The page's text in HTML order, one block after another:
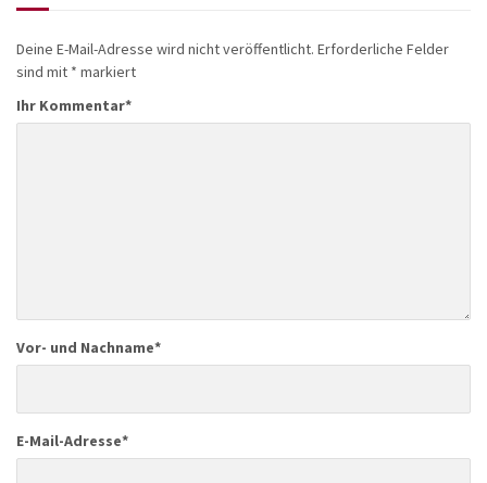
Deine E-Mail-Adresse wird nicht veröffentlicht. Erforderliche Felder
sind mit * markiert
Ihr Kommentar*
Vor- und Nachname*
E-Mail-Adresse*